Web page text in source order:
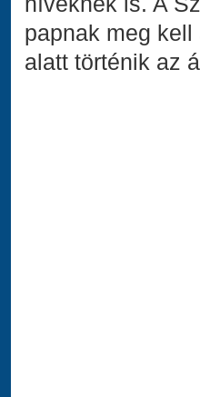
papnak meg
alatt történik az